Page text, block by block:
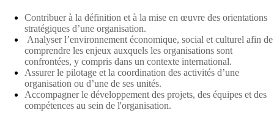
Contribuer à la définition et à la mise en œuvre des orientations
stratégiques d’une organisation.
Analyser l’environnement économique, social et culturel afin de
comprendre les enjeux auxquels les organisations sont
confrontées, y compris dans un contexte international.
Assurer le pilotage et la coordination des activités d’une
organisation ou d’une de ses unités.
Accompagner le développement des projets, des équipes et des
compétences au sein de l'organisation.